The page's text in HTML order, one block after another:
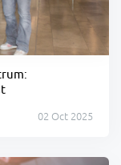
02 Oct 2025